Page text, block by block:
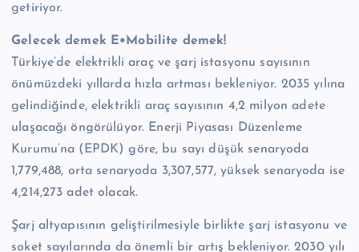
getiriyor.
Gelecek demek E•Mobilite demek!
Türkiye’de elektrikli araç ve şarj istasyonu sayısının
önümüzdeki yıllarda hızla artması bekleniyor. 2035 yılına
gelindiğinde, elektrikli araç sayısının 4,2 milyon adete
ulaşacağı öngörülüyor. Enerji Piyasası Düzenleme
Kurumu’na (EPDK) göre, bu sayı düşük senaryoda
1,779,488, orta senaryoda 3,307,577, yüksek senaryoda ise
4,214,273 adet olacak.
Şarj altyapısının geliştirilmesiyle birlikte şarj istasyonu ve
soket sayılarında da önemli bir artış bekleniyor. 2030 yılı